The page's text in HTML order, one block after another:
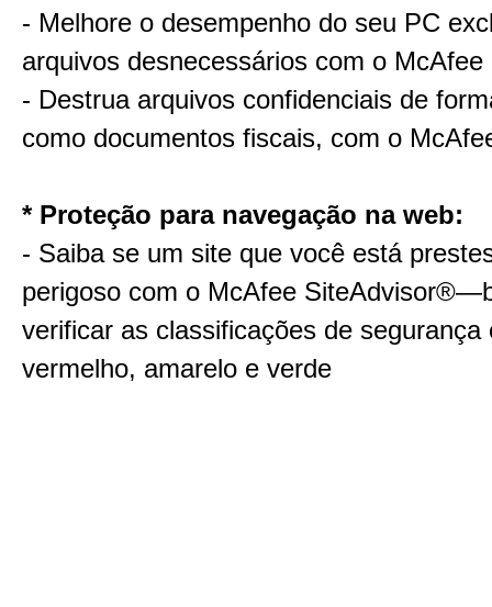
- Melhore o desempenho do seu PC
arquivos desnecessários com o McAfee
- Destrua arquivos confidenciais de
como documentos fiscais, com o
* Proteção para navegação na web:
- Saiba se um site que você está
perigoso com o McAfee
verificar as classificações de segurança
vermelho, amarelo e verde